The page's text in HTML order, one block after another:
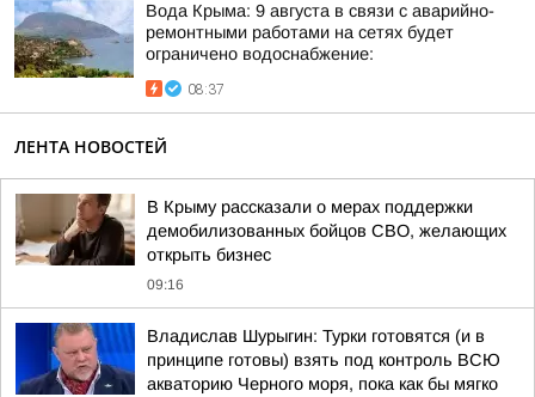
Вода Крыма: 9 августа в связи с аварийно-
ремонтными работами на сетях будет
ограничено водоснабжение:
08:37
ЛЕНТА НОВОСТЕЙ
В Крыму рассказали о мерах поддержки
демобилизованных бойцов СВО, желающих
открыть бизнес
09:16
Владислав Шурыгин: Турки готовятся (и в
принципе готовы) взять под контроль ВСЮ
акваторию Черного моря, пока как бы мягко